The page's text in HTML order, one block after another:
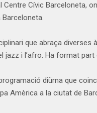
Cívic Barceloneta,
que abraça
i l’afro. Ha format part
diürna que
Amèrica a la ciutat de